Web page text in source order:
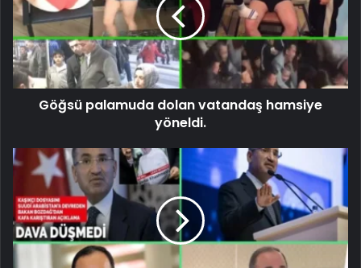
Göğsü palamuda dolan vatandaş hamsiye
yöneldi.